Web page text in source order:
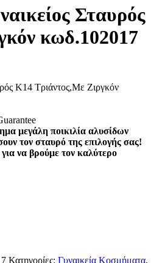
Σταυρός
κωδ.102017
Κ14 Τριάντος,Με Ζιργκόν
μεγάλη ποικιλία αλυσίδων
τον σταυρό της επιλογής σας!
να βρούμε τον καλύτερο
Κατηγορίες: Γυναικεία Κοσμήματα,